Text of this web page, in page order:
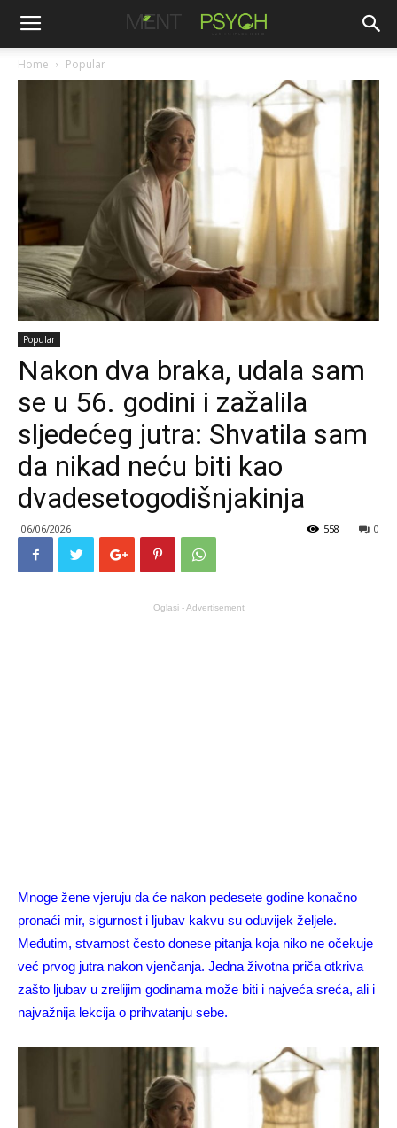
Home Popular
Popular
Nakon dva braka, udala sam
se u 56. godini i zažalila
sljedećeg jutra: Shvatila sam
da nikad neću biti kao
dvadesetogodišnjakinja
06/06/2026 0
558
Oglasi - Advertisement
Mnoge žene vjeruju da će nakon pedesete godine konačno
pronaći mir, sigurnost i ljubav kakvu su oduvijek željele.
Međutim, stvarnost često donese pitanja koja niko ne očekuje
već prvog jutra nakon vjenčanja. Jedna životna priča otkriva
zašto ljubav u zrelijim godinama može biti i najveća sreća, ali i
najvažnija lekcija o prihvatanju sebe.